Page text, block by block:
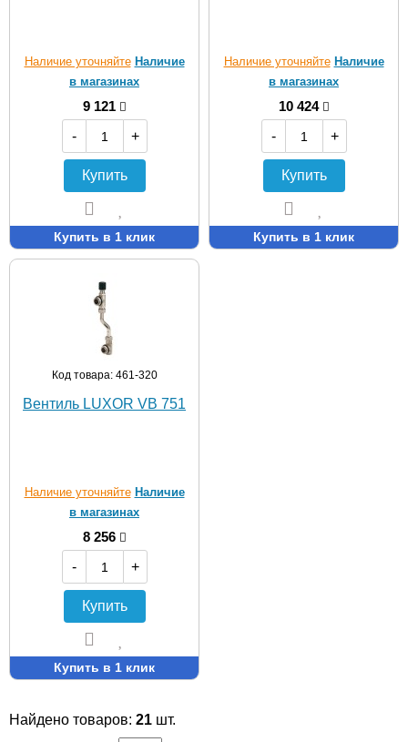
Наличие уточняйте Наличие
в магазинах
9 121
-
+
Купить
Купить в 1 клик
Наличие уточняйте Наличие
в магазинах
10 424
-
+
Купить
Купить в 1 клик
Код товара: 461-320
Вентиль LUXOR VB 751
Наличие уточняйте Наличие
в магазинах
8 256
-
+
Купить
Купить в 1 клик
Найдено товаров: 21 шт.